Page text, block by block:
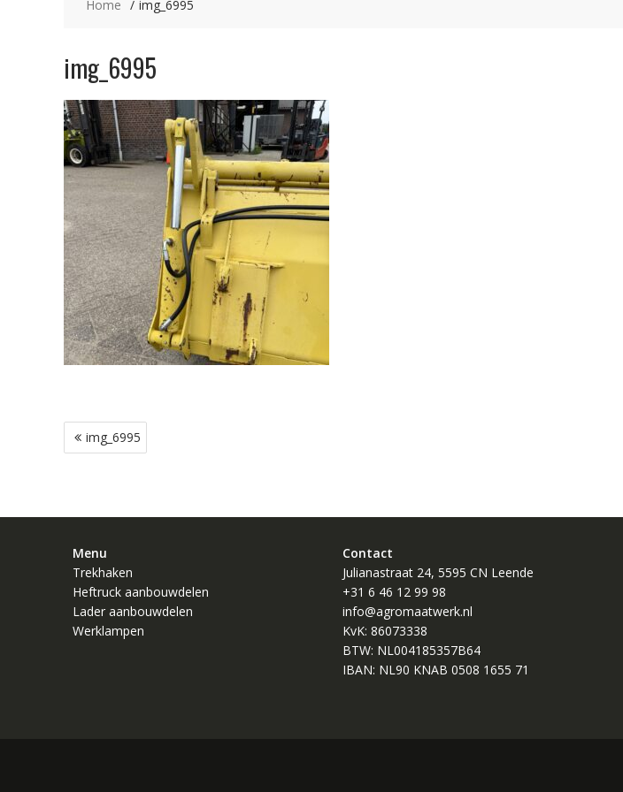
Home img_6995
img_6995
Bericht
navigatie
img_6995
Menu
Trekhaken
Heftruck aanbouwdelen
Lader aanbouwdelen
Werklampen
Contact
Julianastraat 24, 5595 CN Leende
+31 6 46 12 99 98
info@agromaatwerk.nl
KvK: 86073338
BTW: NL004185357B64
IBAN: NL90 KNAB 0508 1655 71